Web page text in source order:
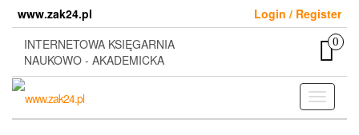
content
www.zak24.pl
Login / Register
INTERNETOWA KSIĘGARNIA
NAUKOWO - AKADEMICKA
0
Toggle